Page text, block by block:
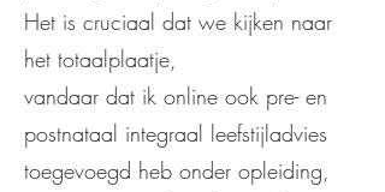
Het is cruciaal dat we kijken naar
het totaalplaatje,
vandaar dat ik online ook pre- en
postnataal integraal leefstijladvies
toegevoegd heb onder opleiding,